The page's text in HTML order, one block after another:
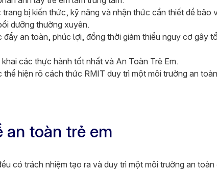
bị kiến thức, kỹ năng và nhận thức cần thiết để bảo
dưỡng thường xuyên.
an toàn, phúc lợi, đồng thời giảm thiểu nguy cơ gây
các thực hành tốt nhất và An Toàn Trẻ Em.
hiện rõ cách thức RMIT duy trì một môi trường an
an toàn trẻ em
có trách nhiệm tạo ra và duy trì một môi trường an